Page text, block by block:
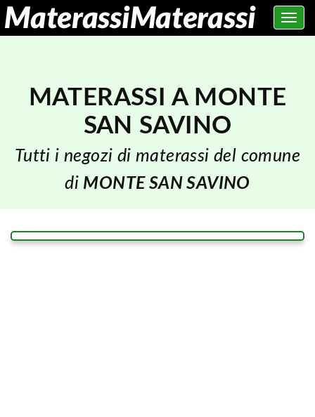
Toggle
MATERASSI A MONTE
SAN SAVINO
Tutti i negozi di materassi del comune
di MONTE SAN SAVINO